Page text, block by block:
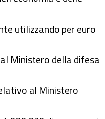
utilizzando per euro
Ministero della difesa
al Ministero